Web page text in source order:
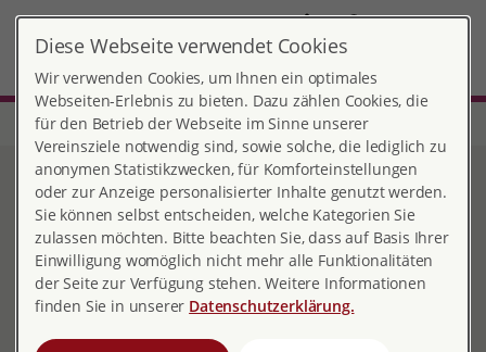
DE
Start Hessen Beratungsstelle Marburg Anfahrtsplan
Anfahrtsplan
So finden Sie uns
Diese Webseite verwendet Cookies
Wir verwenden Cookies, um Ihnen ein optimales
Webseiten-Erlebnis zu bieten. Dazu zählen Cookies, die
für den Betrieb der Webseite im Sinne unserer
Vereinsziele notwendig sind, sowie solche, die lediglich zu
anonymen Statistikzwecken, für Komforteinstellungen
oder zur Anzeige personalisierter Inhalte genutzt werden.
Sie können selbst entscheiden, welche Kategorien Sie
zulassen möchten. Bitte beachten Sie, dass auf Basis Ihrer
Einwilligung womöglich nicht mehr alle Funktionalitäten
der Seite zur Verfügung stehen. Weitere Informationen
finden Sie in unserer Datenschutzerklärung.